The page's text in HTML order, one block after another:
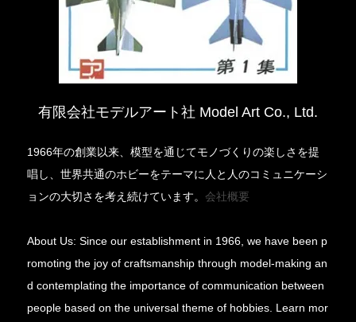
有限会社モデルアート社 Model Art Co., Ltd.
1966年の創業以来、模型を通じてモノづくりの楽しさを提
唱し、世界共通のホビーをテーマに人と人のコミュニケーシ
ョンの大切さを考え続けています。会社概要
About Us: Since our establishment in 1966, we have been p
romoting the joy of craftsmanship through model-making an
d contemplating the importance of communication between
people based on the universal theme of hobbies. Learn mor